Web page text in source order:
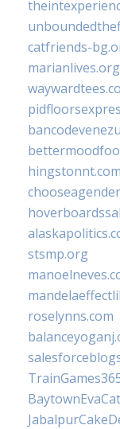
catfriends-
marianlives.org
hingstonnt.com
stsmp.org
roselynns.com